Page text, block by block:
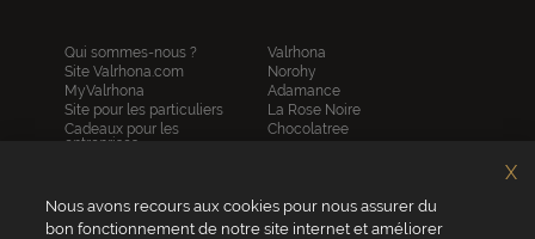
Qui sommes-nous ?
Site Valrhona.com
MyValrhona
Site pour les particuliers
Cadeaux pour les
entreprises
Contactez-nous
Valrhona
Norohy
Adamance
La Rose Noire
Chocolatree
Republica del cacao
Nous avons recours aux cookies pour nous assurer du
bon fonctionnement de notre site internet et améliorer
X